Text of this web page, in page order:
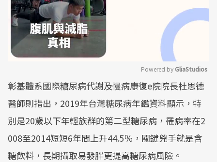
Mute
Powered by GliaStudios
彰基體系國際糖尿病代謝及慢病康復e院院長杜思德
醫師則指出，2019年台灣糖尿病年鑑資料顯示，特
別是20歲以下年輕族群的第二型糖尿病，罹病率在2
008至2014短短6年間上升44.5％，關鍵兇手就是含
糖飲料，長期攝取易發胖更提高糖尿病風險。